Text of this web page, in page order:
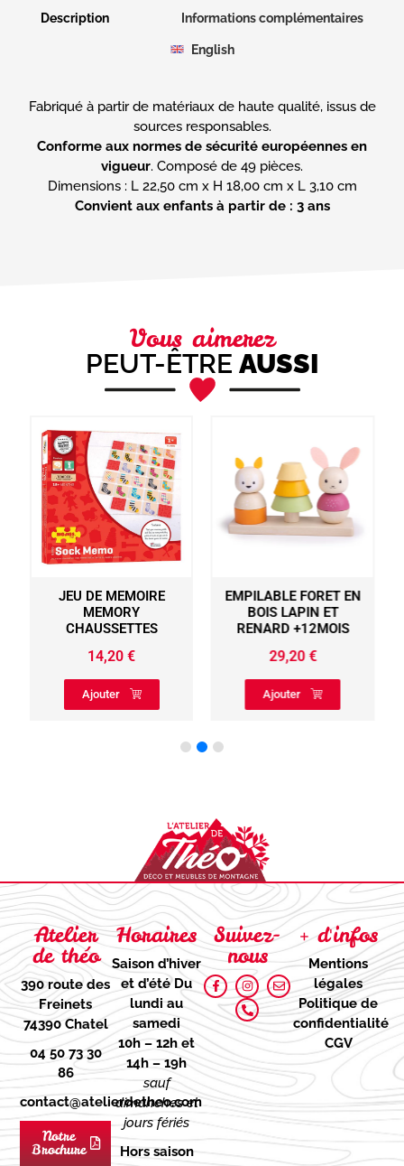
Description Informations complémentaires
English
Fabriqué à partir de matériaux de haute qualité, issus de
Conforme aux normes de sécurité européennes en
vigueur. Composé de 49 pièces.
Convient aux enfants à partir de : 3 ans
Vous aimerez
PEUT-ÊTRE AUSSI
JEU DE MEMOIRE
MEMORY
CHAUSSETTES
14,20 €
Ajouter
EMPILABLE FORET EN
BOIS LAPIN ET
RENARD +12MOIS
29,20€
Ajouter
Atelier
de théo
390 route des
Freinets
74390 Chatel
04 50 73 30
86
contact@atelierdetheo.com
Notre
Brochure
Horaires
Saison d’hiver
et d’étéDu
lundi au
samedi
10h – 12h et
14h – 19h
sauf
dimanches et
jours fériés
Hors saison
Suivez-
nous
+ d'infos
Mentions
légales
Politique de
confidentialité
CGV